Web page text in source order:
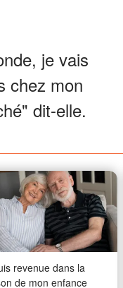
je vais
chez mon
dit-elle.
revenue dans la
de mon enfance